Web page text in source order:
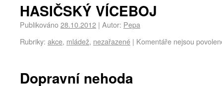
HASIČSKÝ VÍCEBOJ
Publikováno28.10.2012 | Autor: Pepa
Rubriky: akce, mládež, nezařazené | Komentáře nejsou
Dopravní nehoda